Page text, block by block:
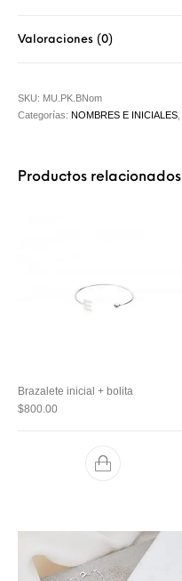
Valoraciones (0)
SKU: MU.PK.BNom
Categorías:NOMBRES E INICIALES
Productos relacionados
Brazalete inicial + bolita
$800.00